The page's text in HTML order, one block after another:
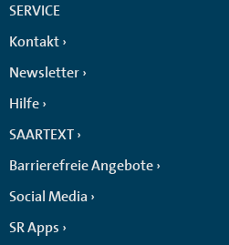
SERVICE
Kontakt
Newsletter
Hilfe
SAARTEXT
Barrierefreie Angebote
Social Media
SR Apps